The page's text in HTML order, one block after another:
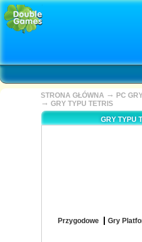
STRONA GŁÓWNA → PC
→ GRY TYPU TETRIS
GRY TYPU
Przygodowe Gry